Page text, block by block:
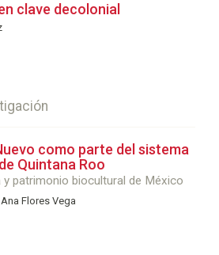
clave decolonial
como parte del sistema
Quintana Roo
y patrimonio biocultural de México
Flores Vega